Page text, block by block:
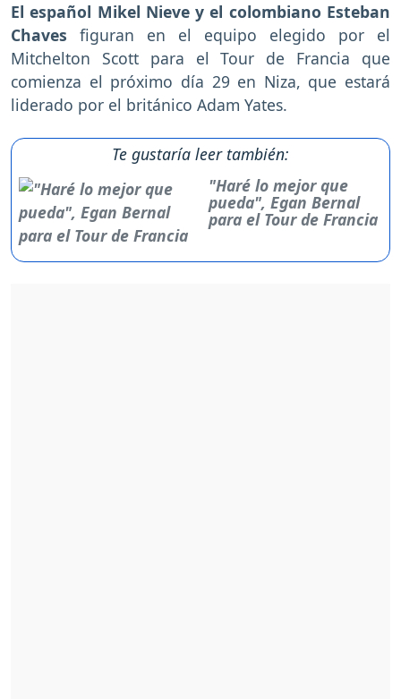
El español Mikel Nieve y el colombiano Esteban
Chaves figuran en el equipo elegido por el
Mitchelton Scott para el Tour de Francia que
comienza el próximo día 29 en Niza, que estará
liderado por el británico Adam Yates.
Te gustaría leer también:
"Haré lo mejor que
pueda", Egan Bernal
para el Tour de Francia